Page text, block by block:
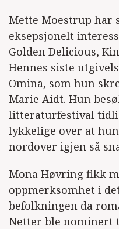
Mette Moestrup har
eksepsjonelt
Golden Delicious,
Hennes siste
Omina, som hun
Marie Aidt. Hun
litteraturfestival
lykkelige over at
nordover igjen så
Mona Høvring fikk
oppmerksomhet i
befolkningen da
Netter ble nominert